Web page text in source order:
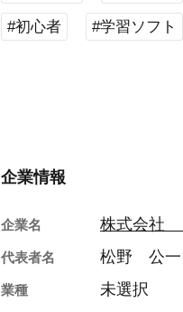
#初心者 #学習ソフト
企業情報
企業名 株式会社
代表者名 松野 公一
業種 未選択